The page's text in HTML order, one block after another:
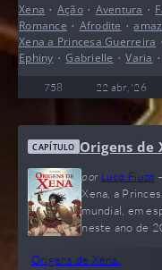
Ares rodava ao quatro
do Deus da guerra ,
envolviam de vez em
Xena • Ação• Aventura •
Romance • Afrodite •
Xena a Princesa Guerreira
Ephiny •Gabrielle •Varia •
758 22 abr, '26
CAPÍTULO Origens de
por Luca Fiuza
Xena, a
mundial, em
neste ano de
um modo que
Origens de Xena.